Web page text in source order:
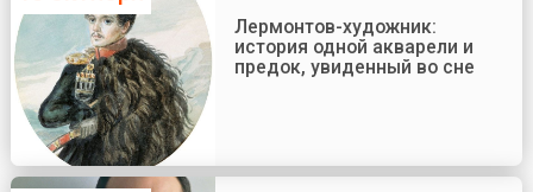
Лермонтов-художник:
история одной акварели и
предок, увиденный во сне